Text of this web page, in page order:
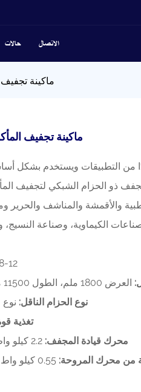
حالات الاتصال
ماكينة تجفيف
ماكينة تجفيف
من التطبيقات ويستخدم بشكل
ذو الحزام الشبكي لتجفيف
والأقمشة والمناشف والحرير
12
العرض 1800 ملم، الطول 11500 ملم، 5 طبقات
نوع الحزام الناقل:
تغذية
محرك قيادة المجفف: 2.2 كيلو واط * مجموعتين
من محرك المروحة: